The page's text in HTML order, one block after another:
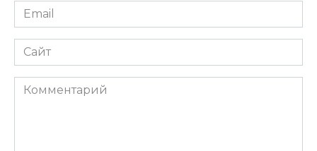
Email
*
Сайт
Комментарий